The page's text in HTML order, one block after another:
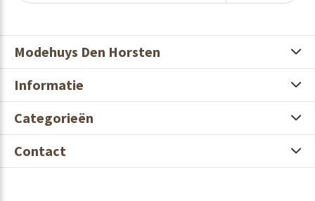
Modehuys Den Horsten
Informatie
Categorieën
Contact